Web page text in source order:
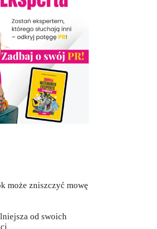
może zniszczyć mowę
od swoich